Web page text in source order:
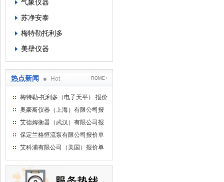
气象仪器
苏净安泰
梅特勒托利多
美壁仪器
热点新闻 Hot ROME+
梅特勒-托利多（电子天平） 报价
单
奥豪斯仪器（上海）有限公司报
价单
艾德姆衡器（武汉）有限公司报
价单
保定兰格恒流泵有限公司报价单
艾科浦有限公司（美国）报价单